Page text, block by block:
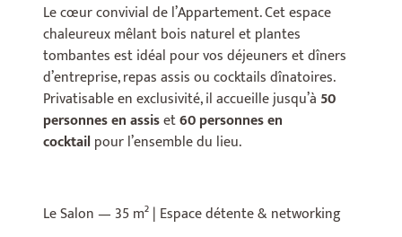
Le cœur convivial de l’Appartement. Cet espace
chaleureux mêlant bois naturel et plantes
tombantes est idéal pour vos déjeuners et dîners
d’entreprise, repas assis ou cocktails dînatoires.
Privatisable en exclusivité, il accueille jusqu’à 50
personnes en assiset60 personnes en
cocktailpour l’ensemble du lieu.
Le Salon — 35 m² | Espace détente & networking